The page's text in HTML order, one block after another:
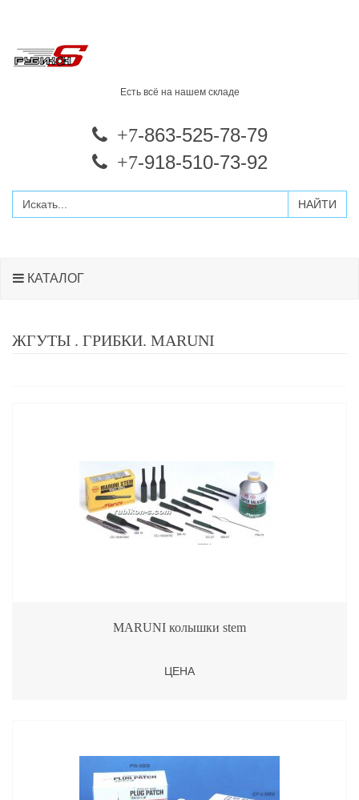
Есть всё на нашем складе
+7-863-525-78-79
+7-918-510-73-92
КАТАЛОГ
ЖГУТЫ . ГРИБКИ. MARUNI
MARUNI колышки stem
ЦЕНА